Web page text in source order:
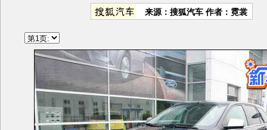
来源： 搜狐汽车 作者：霓裳